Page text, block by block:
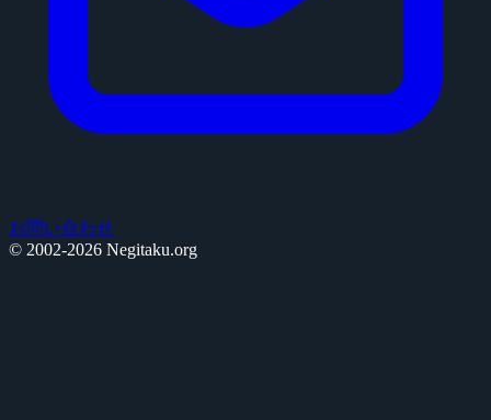
お問い合わせ
© 2002-2026 Negitaku.org